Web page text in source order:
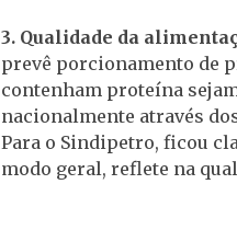
3. Qualidade da
prevê porcionamento de
contenham proteína
nacionalmente através
Para o Sindipetro, ficou
modo geral, reflete na